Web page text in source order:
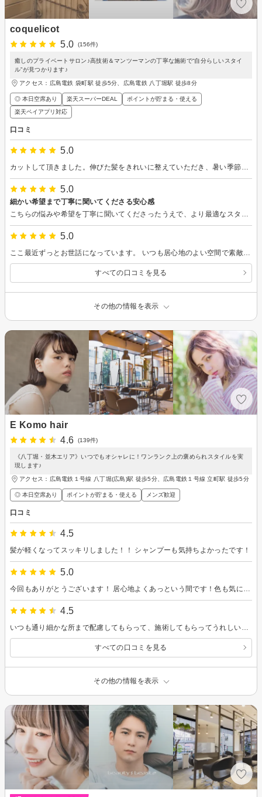
coquelicot
5.0
(156件)
癒しのプライベートサロン♪高技術＆マンツーマンの丁寧な施術で“自分らしいスタイ
ル”が見つかります♪
アクセス：広島電鉄 袋町駅 徒歩5分、広島電鉄 八丁堀駅 徒歩8分
◎ 本日空席あり 楽天スーパーDEAL
ポイントが貯まる・使える
楽天ペイアプリ対応
口コミ
5.0
5.0
細かい希望まで丁寧に聞いてくださる安心感
5.0
ここ最近ずっとお世話になっています。 いつも居心地のよい空間で素敵な髪型にしていただけます(^^)
すべての口コミを見る
その他の情報を表示
E Komo hair
4.6
(139件)
《八丁堀・並木エリア》いつでもオシャレに！ワンランク上の褒められスタイルを実
現します♪
アクセス：広島電鉄１号線 八丁堀(広島)駅 徒歩5分、広島電鉄１号線 立町駅 徒歩5分
◎ 本日空席あり ポイントが貯まる・使える メンズ歓迎
口コミ
4.5
髪が軽くなってスッキリしました！！ シャンプーも気持ちよかったです！
5.0
4.5
すべての口コミを見る
その他の情報を表示